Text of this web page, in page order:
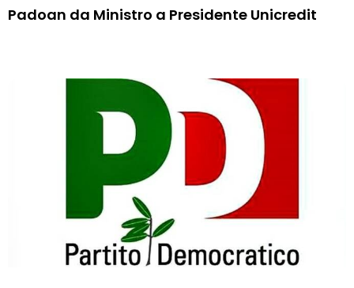
Padoan da Ministro a Presidente Unicredit